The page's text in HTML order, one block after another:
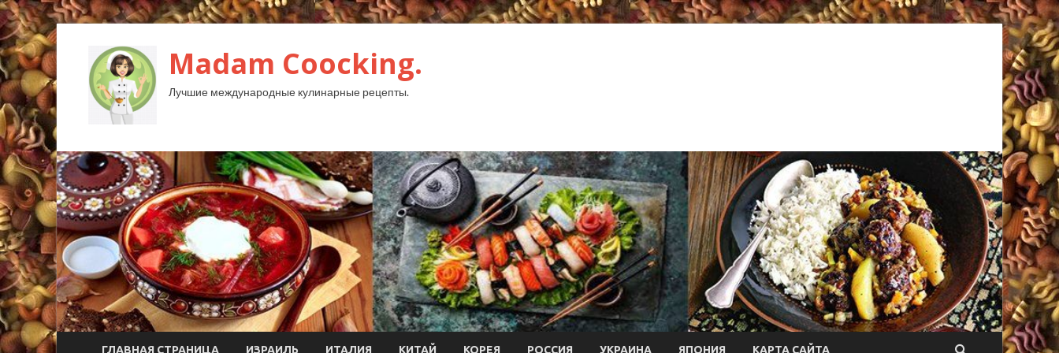
Madam Coocking.
Лучшие международные кулинарные рецепты.
ГЛАВНАЯ СТРАНИЦА ИЗРАИЛЬ ИТАЛИЯ КИТАЙ КОРЕЯ РОССИЯ УКРАИНА ЯПОНИЯ КАРТА САЙТА